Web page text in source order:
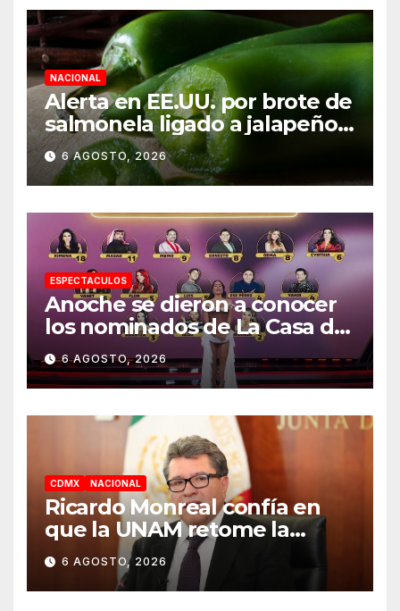
NACIONAL
Alerta en EE.UU. por brote de
salmonela ligado a jalapeños
mexicanos; reportan 345
casos
6 AGOSTO, 2026
ESPECTACULOS
Anoche se dieron a conocer
los nominados de La Casa de
los Famosos México 2026 en
la segunda semana
6 AGOSTO, 2026
CDMX NACIONAL
Ricardo Monreal confía en
que la UNAM retome la
normalidad e inicie el
semestre mediante el
diálogo
6 AGOSTO, 2026